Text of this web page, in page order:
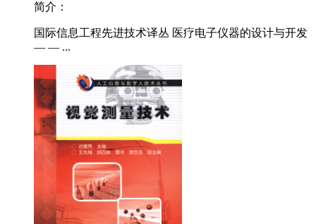
简介：
国际信息工程先进技术译丛 医疗电子仪器的设计与开发
— — ...